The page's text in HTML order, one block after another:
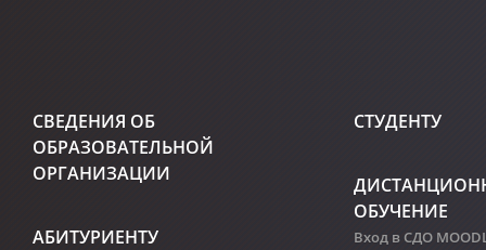
СВЕДЕНИЯ ОБ
ОБРАЗОВАТЕЛЬНОЙ
ОРГАНИЗАЦИИ
АБИТУРИЕНТУ
СТУДЕНТУ
ОБУЧЕНИЕ
Вход в СДО